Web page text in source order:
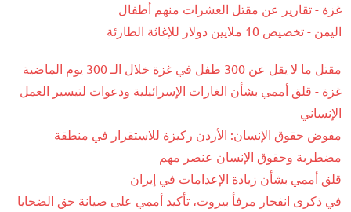
غزة - تقارير عن مقتل العشرات منهم أطفال
اليمن - تخصيص 10 ملايين دولار للإغاثة الطارئة
مقتل ما لا يقل عن 300 طفل في غزة خلال الـ 300 يوم الماضية
غزة - قلق أممي بشأن الغارات الإسرائيلية ودعوات لتيسير العمل
الإنساني
مفوض حقوق الإنسان: الأردن ركيزة للاستقرار في منطقة
مضطربة وحقوق الإنسان عنصر مهم
قلق أممي بشأن زيادة الإعدامات في إيران
في ذكرى انفجار مرفأ بيروت، تأكيد أممي على صيانة حق الضحايا